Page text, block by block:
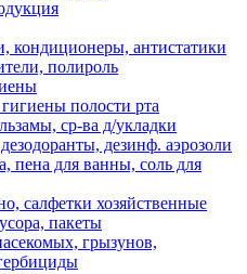
кондиционеры, антистатики
полироль
полости рта
ср-ва д/укладки
дезинф. аэрозоли
пена для ванны, соль для
салфетки хозяйственные
пакеты
грызунов,